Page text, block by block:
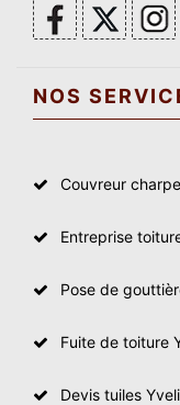
NOS
Couvreur
Entreprise
Pose de
Fuite de toiture
Devis tuiles